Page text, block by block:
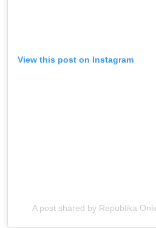
View this post on Instagram
A post shared by Republika